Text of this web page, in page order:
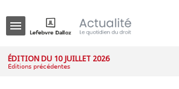
ÉDITION DU 10 JUILLET 2026
Éditions précédentes